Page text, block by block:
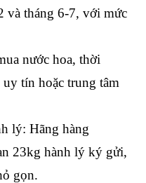
và tháng 6-7, với mức
nước hoa, thời
uy tín hoặc trung tâm
lý: Hãng hàng
23kg hành lý ký gửi,
gọn.